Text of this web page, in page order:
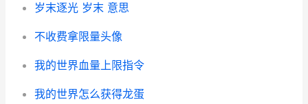
岁末逐光 岁末 意思
不收费拿限量头像
我的世界血量上限指令
我的世界怎么获得龙蛋